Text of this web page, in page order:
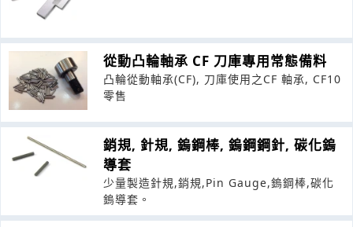
從動凸輪軸承 CF 刀庫專用常態備料
凸輪從動軸承(CF), 刀庫使用之CF 軸承, CF10
零售
銷規, 針規, 鎢鋼棒, 鎢鋼鋼針, 碳化鎢
導套
少量製造針規,銷規,Pin Gauge,鎢鋼棒,碳化
鎢導套。